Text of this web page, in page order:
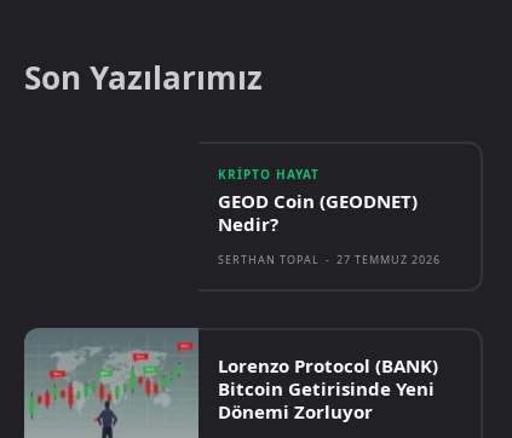
Son Yazılarımız
KRIPTO HAYAT
GEOD Coin (GEODNET)
Nedir?
SERTHAN TOPAL - 27 TEMMUZ 2026
Lorenzo Protocol (BANK)
Bitcoin Getirisinde Yeni
Dönemi Zorluyor